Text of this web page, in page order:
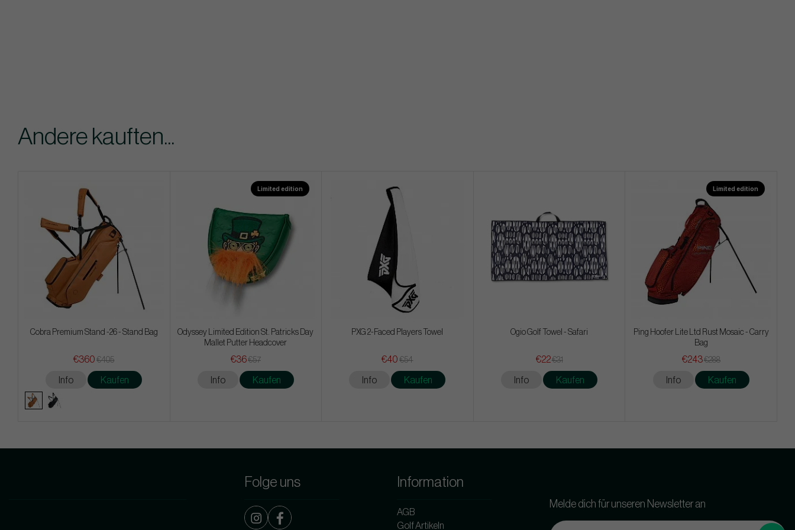
Andere kauften...
Cobra Premium Stand -26 - Stand Bag
€360 €405
Info Kaufen
Limited edition
Odyssey Limited Edition St. Patricks Day
Mallet Putter Headcover
€36€57
Info Kaufen
PXG 2-Faced Players Towel
€40 €54
Info Kaufen
Ogio Golf Towel - Safari
€22€31
Info Kaufen
Limited edition
Ping Hoofer Lite Ltd Rust Mosaic - Carry
Bag
€243€288
Info Kaufen
Folge uns Information
AGB
Golf Artikeln
Melde dich für unseren Newsletter an